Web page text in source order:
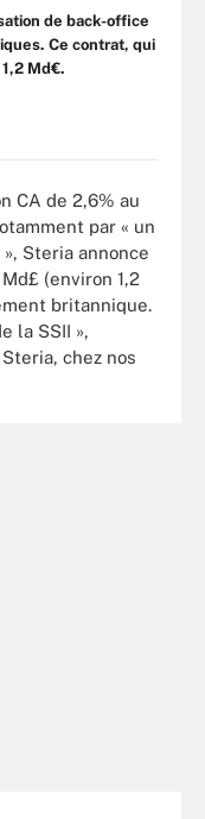
de back-office
Ce contrat, qui
Md€.
CA de 2,6% au
par « un
Steria annonce
(environ 1,2
britannique.
la SSII »,
chez nos